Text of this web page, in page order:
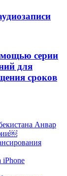
серии
для
сроков
Анвар
iPhone